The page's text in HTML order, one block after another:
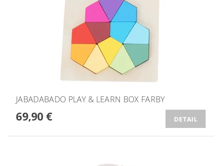
JABADABADO PLAY & LEARN BOX FARBY
69,90 € DETAIL